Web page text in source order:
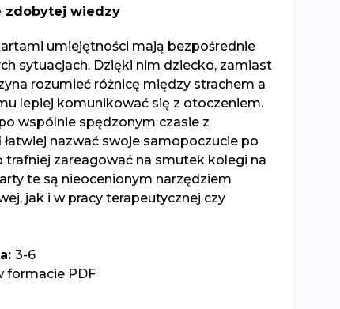
zdobytej wiedzy
umiejętności mają bezpośrednie
sytuacjach. Dzięki nim dziecko, zamiast
rozumieć różnicę między strachem a
lepiej komunikować się z otoczeniem.
wspólnie spędzonym czasie z
nazwać swoje samopoczucie po
trafniej zareagować na smutek kolegi na
te są nieocenionym narzędziem
jak i w pracy terapeutycznej czy
3-6
formacie PDF